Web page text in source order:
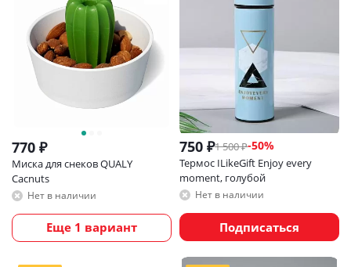
770 ₽
Миска для снеков QUALY
Cacnuts
Нет в наличии
Еще 1 вариант
750 ₽1 500₽-50%
Термос ILikeGift Enjoy every
moment, голубой
Нет в наличии
Подписаться